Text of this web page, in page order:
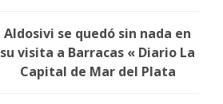
Aldosivi se quedó sin nada en
su visita a Barracas « Diario La
Capital de Mar del Plata